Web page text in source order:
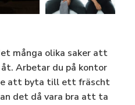
många olika saker att
Arbetar du på kontor
att byta till ett fräscht
det då vara bra att ta